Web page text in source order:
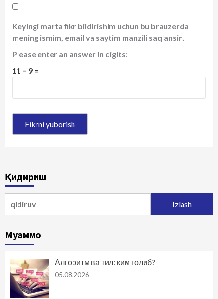
Keyingi marta fikr bildirishim uchun bu brauzerda
mening ismim, email va saytim manzili saqlansin.
Please enter an answer in digits:
11 − 9 =
Қидириш
Муаммо
Алгоритм ва тил: ким ғолиб?
05.08.2026